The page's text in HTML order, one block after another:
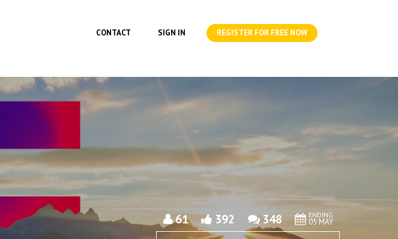
CONTACT SIGN IN REGISTER FOR FREE NOW
61 392 348 ENDING
05 MAY